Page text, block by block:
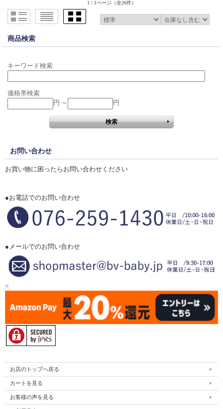
1 / 1ページ （全26件）
商品検索
キーワード検索
価格帯検索
円 ～
円
お問い合わせ
お買い物に困ったらお問い合わせください
●お電話でのお問い合わせ
●メールでのお問い合わせ
<
お店のトップへ戻る
カートを見る
お客様の声を見る